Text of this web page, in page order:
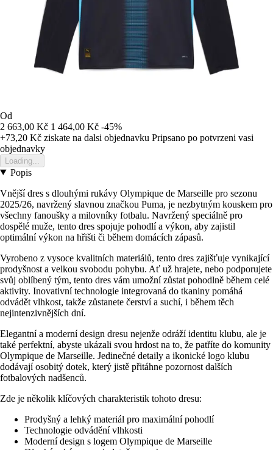
Od
2 663,00 Kč 1 464,00 Kč -45%
+73,20 Kč ziskate na dalsi objednavku Pripsano po potvrzeni vasi
objednavky
Loading...
Popis
Vnější dres s dlouhými rukávy Olympique de Marseille pro sezonu
2025/26, navržený slavnou značkou Puma, je nezbytným kouskem pro
všechny fanoušky a milovníky fotbalu. Navržený speciálně pro
dospělé muže, tento dres spojuje pohodlí a výkon, aby zajistil
optimální výkon na hřišti či během domácích zápasů.
Vyrobeno z vysoce kvalitních materiálů, tento dres zajišťuje vynikající
prodyšnost a velkou svobodu pohybu. Ať už hrajete, nebo podporujete
svůj oblíbený tým, tento dres vám umožní zůstat pohodlně během celé
aktivity. Inovativní technologie integrovaná do tkaniny pomáhá
odvádět vlhkost, takže zůstanete čerství a suchí, i během těch
nejintenzivnějších dní.
Elegantní a moderní design dresu nejenže odráží identitu klubu, ale je
také perfektní, abyste ukázali svou hrdost na to, že patříte do komunity
Olympique de Marseille. Jedinečné detaily a ikonické logo klubu
dodávají osobitý dotek, který jistě přitáhne pozornost dalších
fotbalových nadšenců.
Zde je několik klíčových charakteristik tohoto dresu:
Prodyšný a lehký materiál pro maximální pohodlí
Technologie odvádění vlhkosti
Moderní design s logem Olympique de Marseille